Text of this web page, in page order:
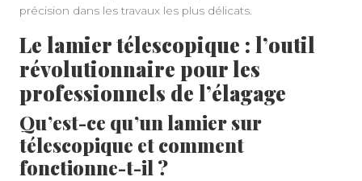
précision dans les travaux les plus délicats.
Le lamier télescopique : l’outil
révolutionnaire pour les
professionnels de l’élagage
Qu’est-ce qu’un lamier sur
télescopique et comment
fonctionne-t-il ?